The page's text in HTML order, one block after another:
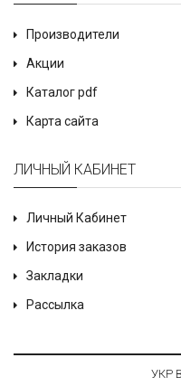
Производители
Акции
Каталог pdf
Карта сайта
ЛИЧНЫЙ КАБИНЕТ
Личный Кабинет
История заказов
Закладки
Рассылка
УКР